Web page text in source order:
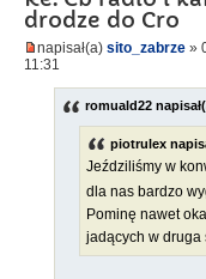
drodze do Cro
napisał(a) sito_zabrze »
11:31
romuald22
piotrulex
Jeździliśmy w
dla nas bardzo
Pominę nawet
jadących w druga